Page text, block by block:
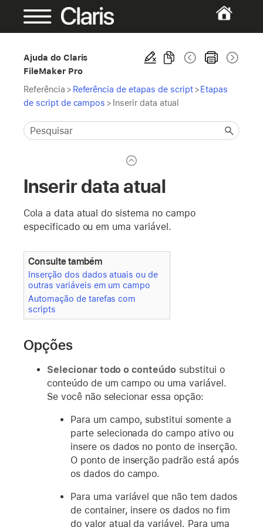
Ajuda do Claris
FileMaker Pro
Referência > Referência de etapas de script >Etapas
de script de campos > Inserir data atual
Inserir data atual
Cola a data atual do sistema no campo
especificado ou em uma variável.
Consulte também
Inserção dos dados atuais ou de
outras variáveis em um campo
Automação de tarefas com
scripts
Opções
Selecionar todo o conteúdo substitui o
conteúdo de um campo ou uma variável.
Se você não selecionar essa opção:
Para um campo, substitui somente a
parte selecionada do campo ativo ou
insere os dados no ponto de inserção.
O ponto de inserção padrão está após
os dados do campo.
Para uma variável que não tem dados
de container, insere os dados no fim
do valor atual da variável. Para uma